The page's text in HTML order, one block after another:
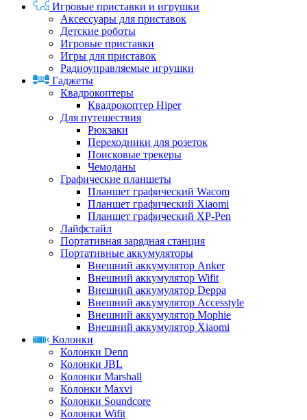
Игровые приставки и игрушки
Аксессуары для приставок
Детские роботы
Игровые приставки
Игры для приставок
Радиоуправляемые игрушки
Гаджеты
Квадрокоптеры
Квадрокоптер Hiper
Для путешествия
Рюкзаки
Переходники для розеток
Поисковые трекеры
Чемоданы
Графические планшеты
Планшет графический Wacom
Планшет графический Xiaomi
Планшет графический XP-Pen
Лайфстайл
Портативная зарядная станция
Портативные аккумуляторы
Внешний аккумулятор Anker
Внешний аккумулятор Wifit
Внешний аккумулятор Deppa
Внешний аккумулятор Accesstyle
Внешний аккумулятор Mophie
Внешний аккумулятор Xiaomi
Колонки
Колонки Denn
Колонки JBL
Колонки Marshall
Колонки Maxvi
Колонки Soundcore
Колонки Wifit